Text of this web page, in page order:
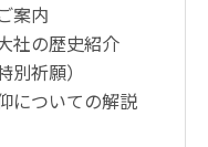
案内
社の歴史紹介
別祈願）
についての解説